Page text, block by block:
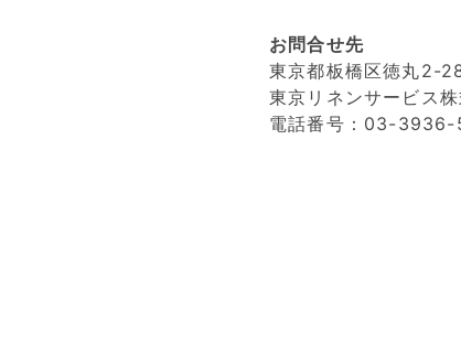
お問合せ先
東京都板橋区徳丸2-
東京リネンサービス
電話番号：03-3936-